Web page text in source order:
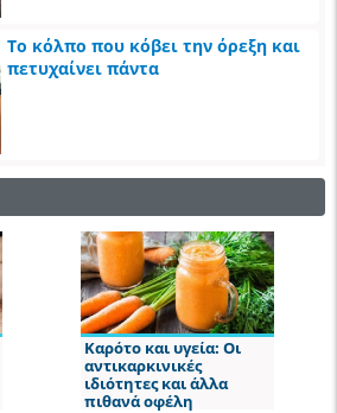
Το κόλπο που κόβει την όρεξη και
πετυχαίνει πάντα
Καρότο και υγεία: Οι
αντικαρκινικές
ιδιότητες και άλλα
πιθανά οφέλη